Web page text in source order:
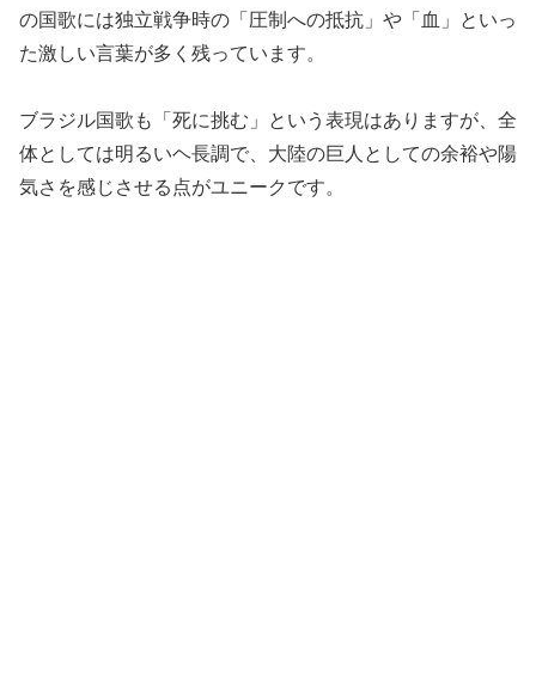
の国歌には独立戦争時の「圧制への抵抗」や「血」といっ
た激しい言葉が多く残っています。
ブラジル国歌も「死に挑む」という表現はありますが、全
体としては明るいヘ長調で、大陸の巨人としての余裕や陽
気さを感じさせる点がユニークです。